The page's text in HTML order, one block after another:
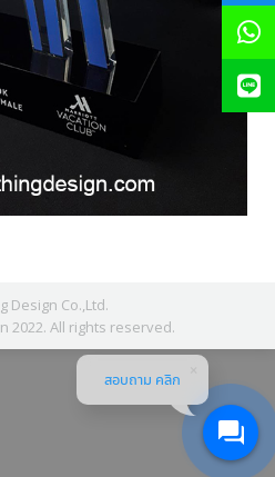
Design Co.,Ltd.
2022. All rights reserved.
สอบถาม คลิก